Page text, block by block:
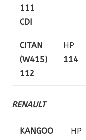
111
CDI
CITAN
(W415)
112
HP
114
RENAULT
KANGOO
HP